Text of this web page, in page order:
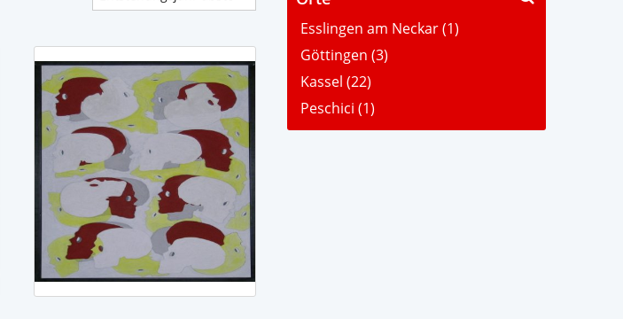
Esslingen am Neckar (1)
Göttingen (3)
Kassel (22)
Peschici (1)